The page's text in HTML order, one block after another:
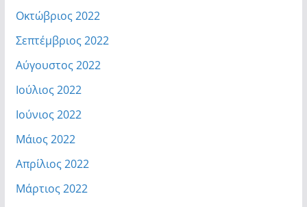
Οκτώβριος 2022
Σεπτέμβριος 2022
Αύγουστος 2022
Ιούλιος 2022
Ιούνιος 2022
Μάιος 2022
Απρίλιος 2022
Μάρτιος 2022